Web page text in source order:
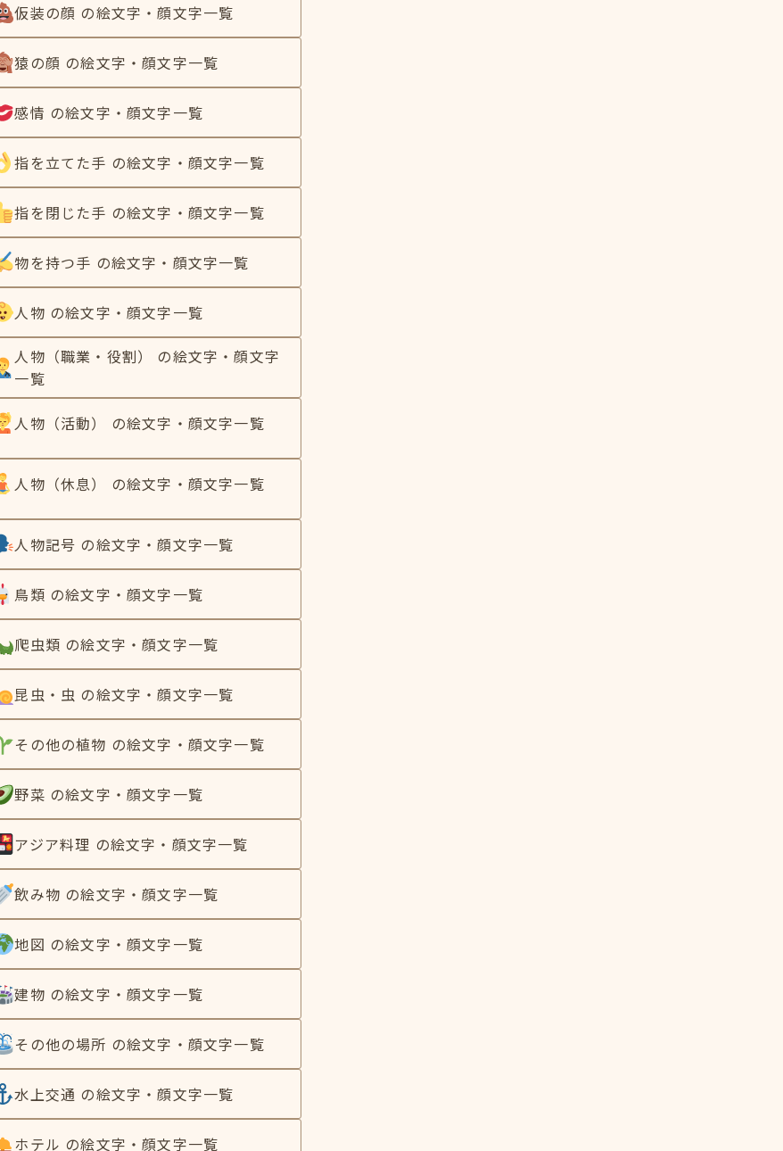
仮装の顔 の絵文字・顔文字一覧
猿の顔 の絵文字・顔文字一覧
感情 の絵文字・顔文字一覧
指を立てた手 の絵文字・顔文字一覧
指を閉じた手 の絵文字・顔文字一覧
物を持つ手 の絵文字・顔文字一覧
人物 の絵文字・顔文字一覧
人物（職業・役割） の絵文字・顔文字
一覧
人物（活動） の絵文字・顔文字一覧
人物（休息） の絵文字・顔文字一覧
人物記号 の絵文字・顔文字一覧
鳥類 の絵文字・顔文字一覧
爬虫類 の絵文字・顔文字一覧
昆虫・虫 の絵文字・顔文字一覧
その他の植物 の絵文字・顔文字一覧
野菜 の絵文字・顔文字一覧
アジア料理 の絵文字・顔文字一覧
飲み物 の絵文字・顔文字一覧
地図 の絵文字・顔文字一覧
建物 の絵文字・顔文字一覧
その他の場所 の絵文字・顔文字一覧
水上交通 の絵文字・顔文字一覧
ホテル の絵文字・顔文字一覧